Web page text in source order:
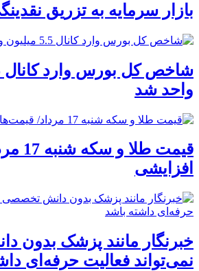
بازار سرمایه به تزریق
واحد شد
قیمت
افزایشی
خبرنگار مانند پزشک
نمی‌تواند فعالیت حرفه‌ای